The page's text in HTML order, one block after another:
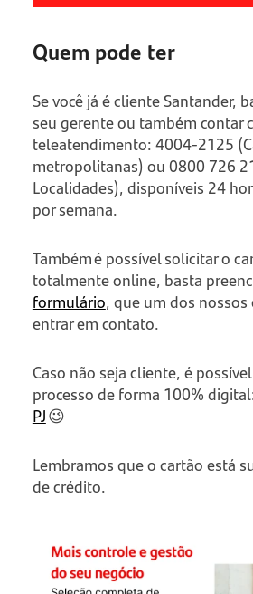
Quem pode ter
Se você já é cliente Santander,
seu gerente ou também contar
teleatendimento: 4004-2125
metropolitanas) ou 0800 726
Localidades), disponíveis 24
por semana.
Também é possível solicitar o
totalmente online, basta
formulário, que um dos
entrar em contato.
Caso não seja cliente, é
processo de forma 100%
PJ😉
Lembramos que o cartão está
de crédito.